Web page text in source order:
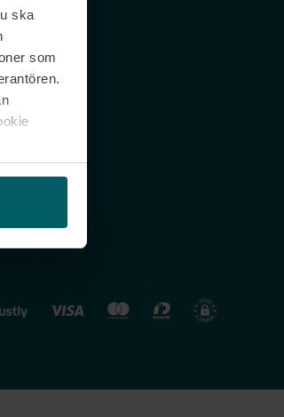
ska
som
SE
FI
NO